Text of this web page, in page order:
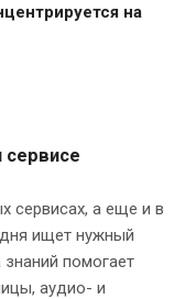
на
сервисах, а еще и в
ищет нужный
помогает
аудио- и